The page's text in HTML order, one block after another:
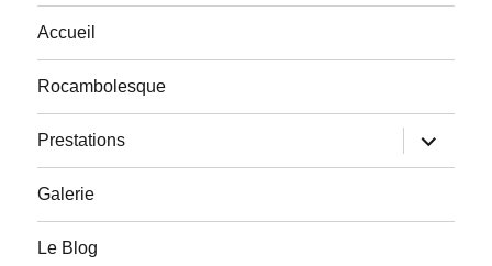
Accueil
Rocambolesque
Prestations
ouvrir
le
sous-
Galerie
Le Blog